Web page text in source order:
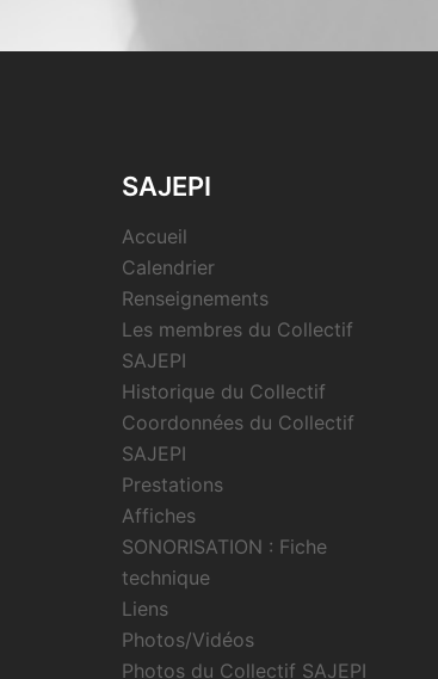
SAJEPI
Accueil
Calendrier
Renseignements
Les membres du Collectif
SAJEPI
Historique du Collectif
Coordonnées du Collectif
SAJEPI
Prestations
Affiches
SONORISATION : Fiche
technique
Liens
Photos/Vidéos
Photos du Collectif SAJEPI